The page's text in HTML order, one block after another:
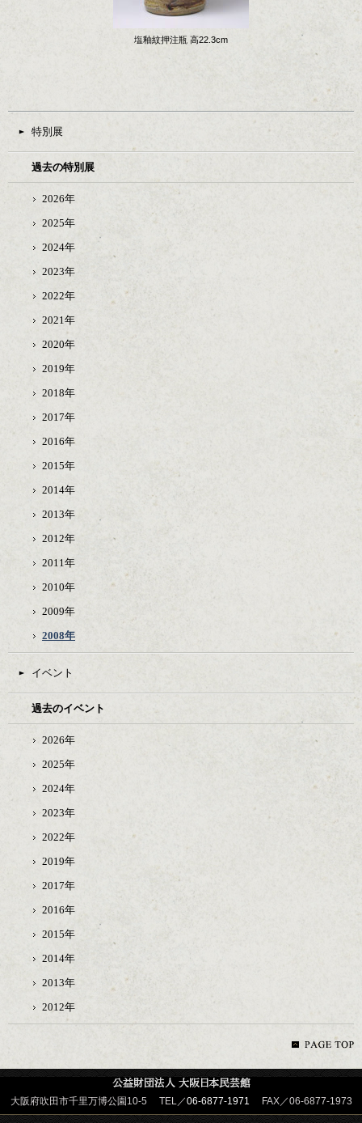
塩釉紋押注瓶 高22.3cm
特別展
過去の特別展
2026年
2025年
2024年
2023年
2022年
2021年
2020年
2019年
2018年
2017年
2016年
2015年
2014年
2013年
2012年
2011年
2010年
2009年
2008年
イベント
過去のイベント
2026年
2025年
2024年
2023年
2022年
2019年
2017年
2016年
2015年
2014年
2013年
2012年
大阪府吹田市千里万博公園10-5 TEL／06-6877-1971 FAX／06-6877-1973